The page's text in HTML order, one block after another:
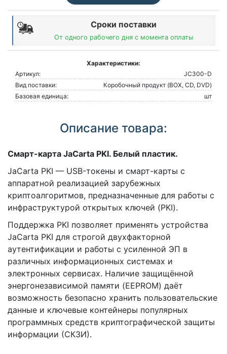
Сроки поставки
От одного рабочего дня с момента оплаты
Характеристики:
Артикул:
JC300-D
Вид поставки:
Коробочный продукт (BOX, CD, DVD)
Базовая единица:
шт
Описание товара:
Смарт-карта JaCarta PKI. Белый пластик.
JaCarta PKI — USB-токены и смарт-карты с
аппаратной реализацией зарубежных
криптоалгоритмов, предназначенные для работы с
инфраструктурой открытых ключей (PKI).
Поддержка PKI позволяет применять устройства
JaCarta PKI для строгой двухфакторной
аутентификации и работы с усиленной ЭП в
различных информационных системах и
электронных сервисах. Наличие защищённой
энергонезависимой памяти (EEPROM) даёт
возможность безопасно хранить пользовательские
данные и ключевые контейнеры популярных
программных средств криптографической защиты
информации (СКЗИ).